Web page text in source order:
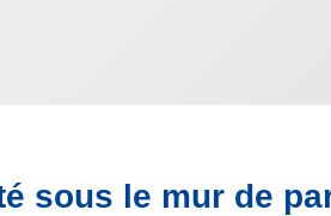
sous le mur de